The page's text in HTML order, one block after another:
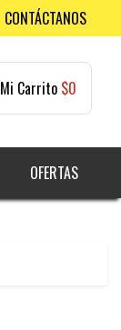
CONTÁCTANOS
Mi Carrito $0
OFERTAS